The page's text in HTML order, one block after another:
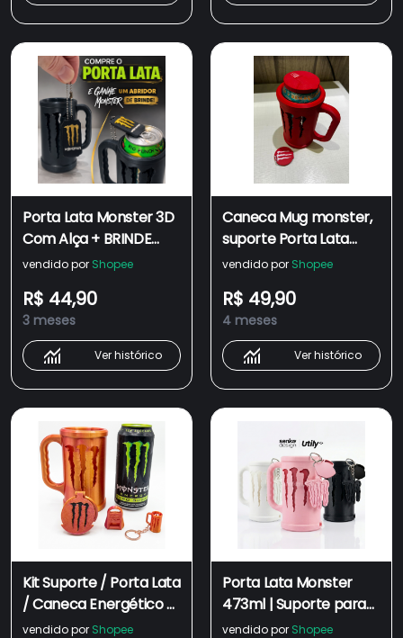
Porta Lata Monster 3D
Com Alça + BRINDE
Abridor Monster
Cerveja Energético
473ml
vendido por Shopee
R$ 44,90
3 meses
Ver histórico
Caneca Mug monster,
suporte Porta Lata
Monster Energético
proteção e abridor de
lata
vendido por Shopee
R$ 49,90
4 meses
Ver histórico
Kit Suporte / Porta Lata
/ Caneca Energético +
Abridor + Tampa +
vendido por Shopee
Porta Lata Monster
473ml | Suporte para
Lata de Energético |
vendido por Shopee